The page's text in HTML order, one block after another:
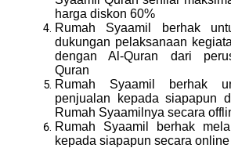
harga diskon 60%
Rumah Syaamil berhak
dukungan pelaksanaan
dengan Al-Quran dari
Quran
Rumah Syaamil berhak
penjualan kepada siapapun
Rumah Syaamilnya secara
Rumah Syaamil berhak
kepada siapapun secara online